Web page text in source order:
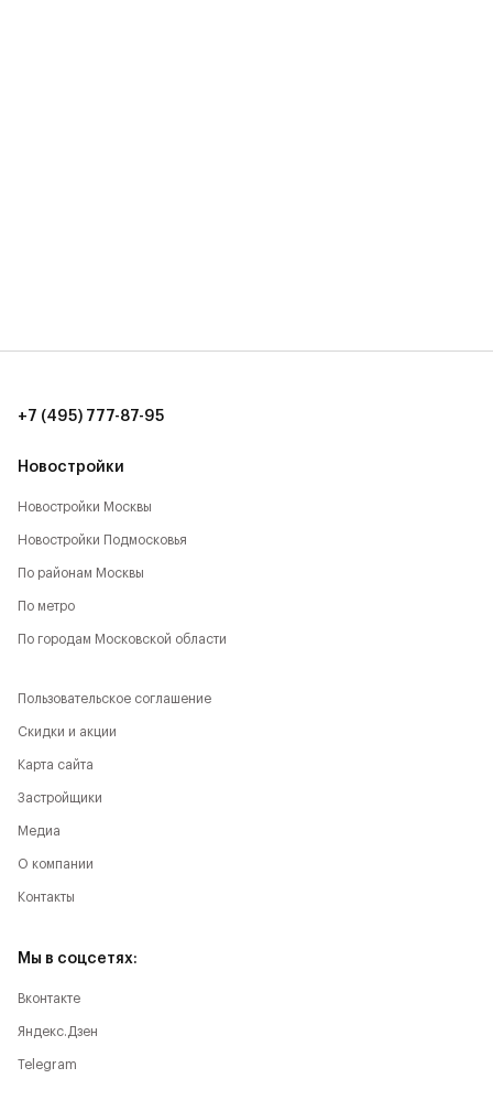
Новостройки
Новостройки Москвы
Новостройки Подмосковья
По районам Москвы
По метро
По городам Московской области
+7 (495) 777-87-95
Пользовательское соглашение
Скидки и акции
Карта сайта
Застройщики
Медиа
О компании
Контакты
Мы в соцсетях:
Вконтакте
Яндекс.Дзен
Telegram